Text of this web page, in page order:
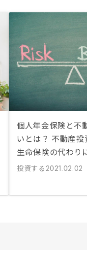
個人年金保険と不
いとは？ 不動産投
生命保険の代わり
投資する 2021.02.02